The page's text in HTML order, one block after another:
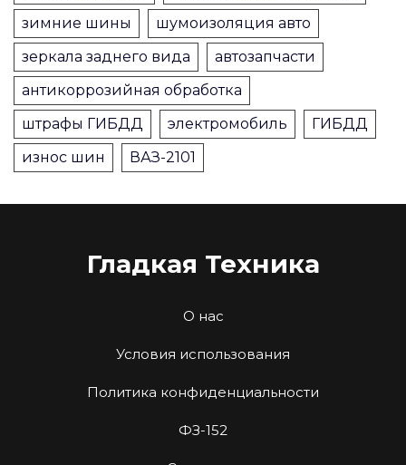
зимние шины
шумоизоляция авто
зеркала заднего вида
автозапчасти
антикоррозийная обработка
штрафы ГИБДД
электромобиль
ГИБДД
износ шин
ВАЗ-2101
Гладкая Техника
О нас
Условия использования
Политика конфиденциальности
ФЗ-152